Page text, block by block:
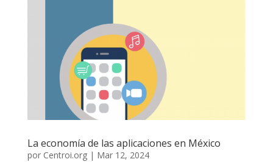
La economía de las aplicaciones en México
por Centroi.org| Mar 12, 2024